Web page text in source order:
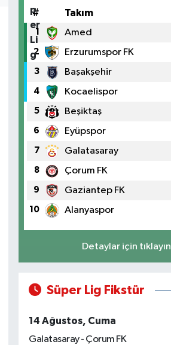
# Takım
1 Amed
2 Erzurumspor FK
3 Başakşehir
4 Kocaelispor
5 Beşiktaş
6 Eyüpspor
7 Galatasaray
8 Çorum FK
9 Gaziantep FK
10 Alanyaspor
Detaylar için tıklayın
Süper Lig Fikstür
14 Ağustos, Cuma
Galatasaray - Çorum FK